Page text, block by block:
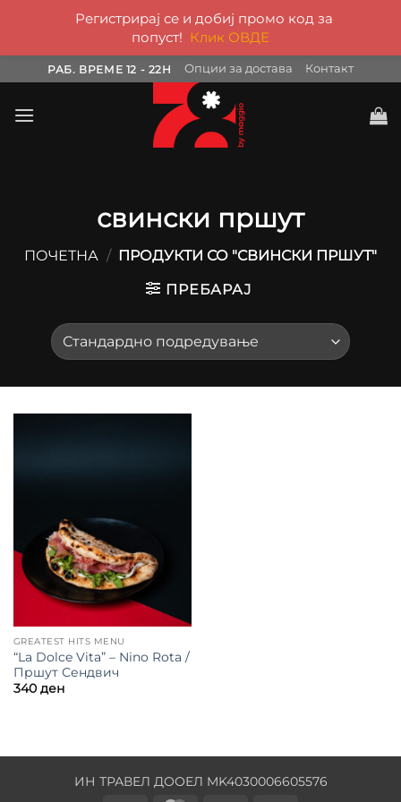
to
content
РАБ. ВРЕМЕ 12 - 22H Опции за достава Контакт
свински пршут
ПОЧЕТНА / ПРОДУКТИ СО "СВИНСКИ ПРШУТ"
ПРЕБАРАЈ
GREATEST HITS MENU
“La Dolce Vita” – Nino Rota /
Пршут Сендвич
340 ден
ИН ТРАВЕЛ ДООЕЛ MK4030006605576
Регистрирај се и добиј промо код за
попуст! Клик ОВДЕ